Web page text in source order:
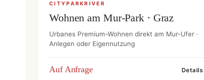
CITYPARKRIVER
Wohnen am Mur-Park · Graz
Urbanes Premium-Wohnen direkt am Mur-Ufer ·
Anlegen oder Eigennutzung
Auf Anfrage